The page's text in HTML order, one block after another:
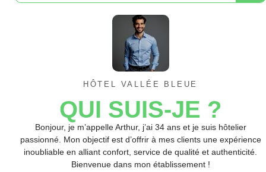
HÔTEL VALLÉE BLEUE
QUI SUIS-JE ?
Bonjour, je m’appelle Arthur, j’ai 34 ans et je suis hôtelier
passionné. Mon objectif est d’offrir à mes clients une expérience
inoubliable en alliant confort, service de qualité et authenticité.
Bienvenue dans mon établissement !